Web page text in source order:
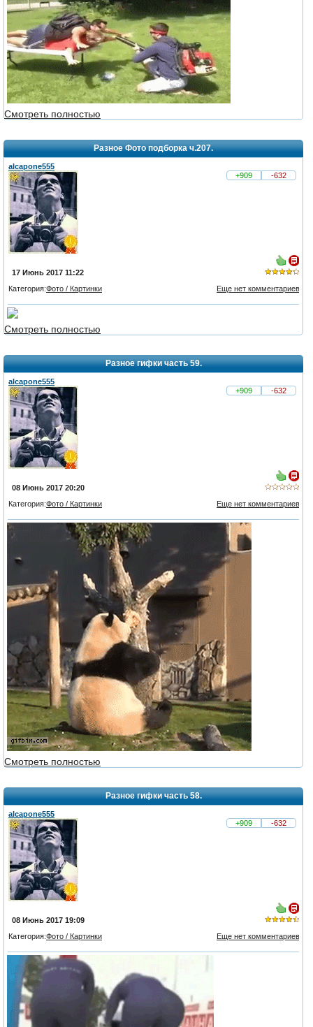
Смотреть полностью
Разное Фото подборка ч.207.
alcapone555
+909
-632
из 5,
17 Июнь 2017 11:22
Еще нет комментариев
Категория:Фото / Картинки
Смотреть полностью
Разное гифки часть 59.
alcapone555
+909
-632
08 Июнь 2017 20:20
Еще нет комментариев
Категория:Фото / Картинки
Смотреть полностью
Разное гифки часть 58.
alcapone555
+909
-632
из 5,
08 Июнь 2017 19:09
Еще нет комментариев
Категория:Фото / Картинки